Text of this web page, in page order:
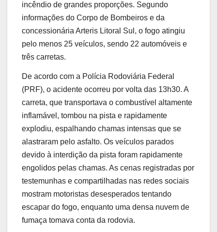
incêndio de grandes proporções. Segundo
informações do Corpo de Bombeiros e da
concessionária Arteris Litoral Sul, o fogo atingiu
pelo menos 25 veículos, sendo 22 automóveis e
três carretas.
De acordo com a Polícia Rodoviária Federal
(PRF), o acidente ocorreu por volta das 13h30. A
carreta, que transportava o combustível altamente
inflamável, tombou na pista e rapidamente
explodiu, espalhando chamas intensas que se
alastraram pelo asfalto. Os veículos parados
devido à interdição da pista foram rapidamente
engolidos pelas chamas. As cenas registradas por
testemunhas e compartilhadas nas redes sociais
mostram motoristas desesperados tentando
escapar do fogo, enquanto uma densa nuvem de
fumaça tomava conta da rodovia.